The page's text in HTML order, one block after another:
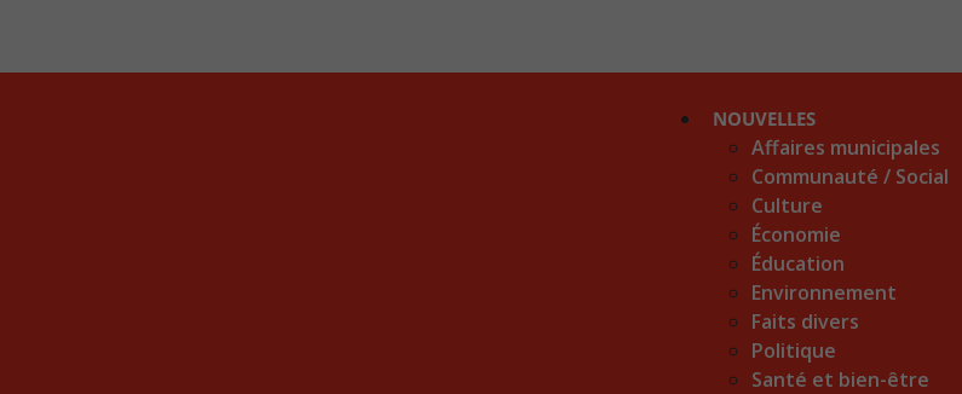
NOUVELLES
Affaires municipales
Communauté / Social
Culture
Économie
Éducation
Environnement
Faits divers
Politique
Santé et bien-être